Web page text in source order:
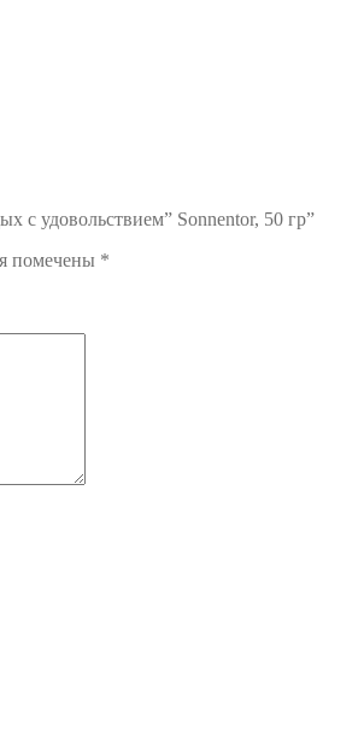
с удовольствием” Sonnentor, 50 гр”
помечены *